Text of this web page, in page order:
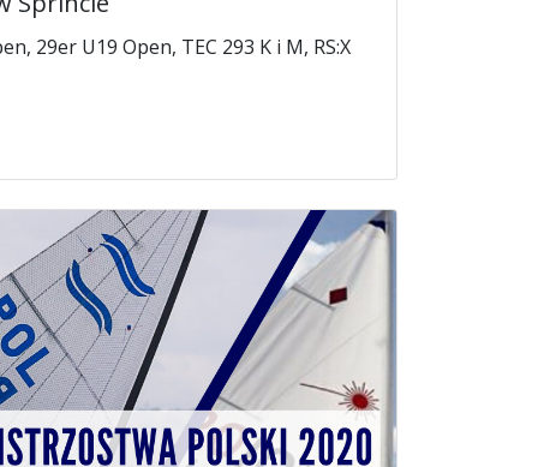
29er U19 Open, TEC 293 K i M, RS:X